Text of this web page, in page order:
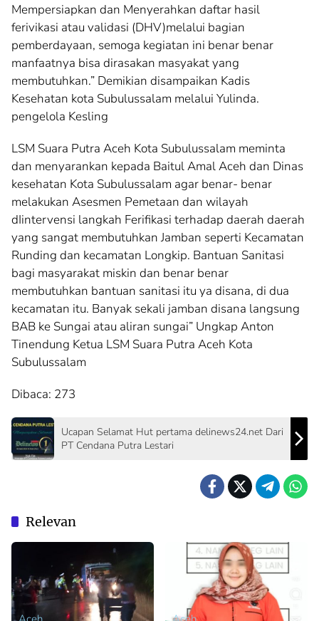
Mempersiapkan dan Menyerahkan daftar hasil
ferivikasi atau validasi (DHV)melalui bagian
pemberdayaan, semoga kegiatan ini benar benar
manfaatnya bisa dirasakan masyakat yang
membutuhkan.” Demikian disampaikan Kadis
Kesehatan kota Subulussalam melalui Yulinda.
pengelola Kesling
LSM Suara Putra Aceh Kota Subulussalam meminta
dan menyarankan kepada Baitul Amal Aceh dan Dinas
kesehatan Kota Subulussalam agar benar- benar
melakukan Asesmen Pemetaan dan wilayah
dIintervensi langkah Ferifikasi terhadap daerah daerah
yang sangat membutuhkan Jamban seperti Kecamatan
Runding dan kecamatan Longkip. Bantuan Sanitasi
bagi masyarakat miskin dan benar benar
membutuhkan bantuan sanitasi itu ya disana, di dua
kecamatan itu. Banyak sekali jamban disana langsung
BAB ke Sungai atau aliran sungai” Ungkap Anton
Tinendung Ketua LSM Suara Putra Aceh Kota
Subulussalam
Dibaca: 273
Ucapan Selamat Hut pertama delinews24.net Dari
PT Cendana Putra Lestari
Relevan